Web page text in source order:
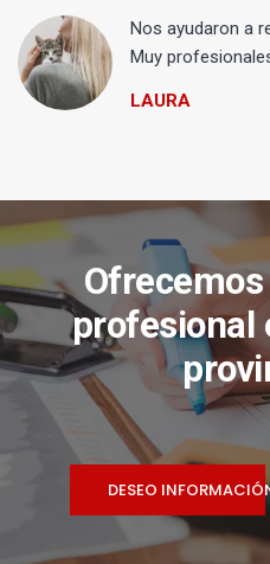
Nos ayudaron a
Muy
LAURA
profesional
DESEO